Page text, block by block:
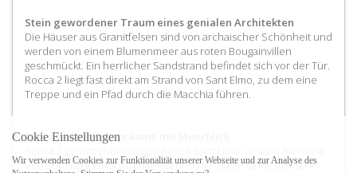
Stein gewordener Traum eines genialen Architekten
Die Häuser aus Granitfelsen sind von archaischer Schönheit und
werden von einem Blumenmeer aus roten Bougainvillen
geschmückt. Ein herrlicher Sandstrand befindet sich vor der Tür.
Rocca 2 liegt fast direkt am Strand von Sant Elmo, zu dem eine
Treppe und ein Pfad durch die Macchia führen.
Terrasse und Innenräume mit Meerblick
Vito Sonzogni einen Architekturpreis für diese landestypische
Cookie Einstellungen
Wir verwenden Cookies zur Funktionalität unserer Webseite und zur Analyse des